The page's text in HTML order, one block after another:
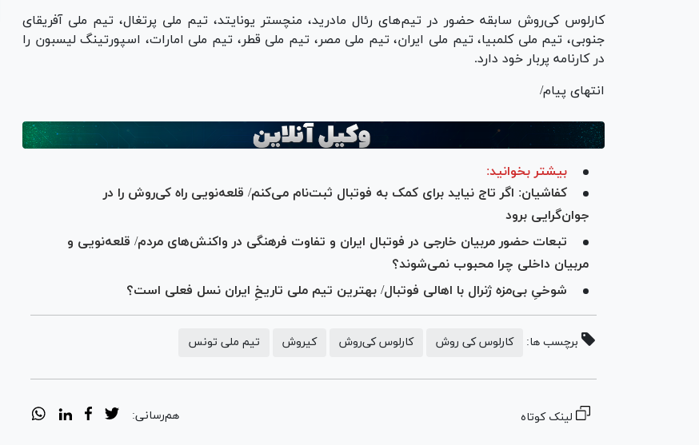
کارلوس کی‌روش سابقه حضور در تیم‌های رئال مادرید، منچستر یونایتد، تیم ملی پرتغال، تیم ملی آفریقای
جنوبی، تیم ملی کلمبیا، تیم ملی ایران، تیم ملی مصر، تیم ملی قطر، تیم ملی امارات، اسپورتینگ لیسبون را
در کارنامه پربار خود دارد.
انتهای پیام/
بیشتر بخوانید:
کفاشیان: اگر تاج نیاید برای کمک به فوتبال ثبت‌نام می‌کنم/ قلعه‌نویی راه کی‌روش را در
جوان‌گرایی برود
تبعات حضور مربیان خارجی در فوتبال ایران و تفاوت فرهنگی در واکنش‌های مردم/ قلعه‌نویی و
مربیان داخلی چرا محبوب نمی‌شوند؟
شوخیِ بی‌مزه ژنرال با اهالی فوتبال/ بهترین تیم ملی تاریخِ ایران نسل فعلی است؟
برچسب ها: کارلوس کی روش کارلوس کی‌روش کیروش تیم ملی تونس
لینک کوتاه هم‌رسانی: